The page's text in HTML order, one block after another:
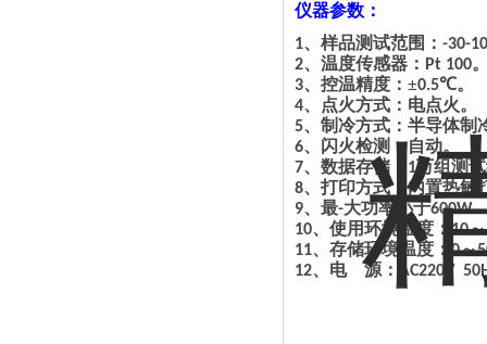
仪器参数：
1、 样品测试范围： -30-
2、 温度传感器： Pt 100
3、 控温精度 ： ±0.5℃。
4、 点火方式 ： 电点火。
5、 制冷方式：半导体制
6、 闪火检测：自动。
7、 数据存储： 1万组测
8、 打印方式：内置热敏
9、 最-大功率小于600W
10、 使用环境温度： 10～
11、 存储环境温度： 0～
12、 电 源： AC220V